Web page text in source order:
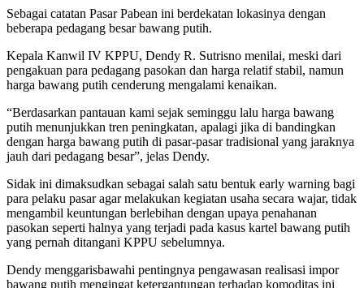
Sebagai catatan Pasar Pabean ini berdekatan lokasinya dengan
beberapa pedagang besar bawang putih.
Kepala Kanwil IV KPPU, Dendy R. Sutrisno menilai, meski dari
pengakuan para pedagang pasokan dan harga relatif stabil, namun
harga bawang putih cenderung mengalami kenaikan.
“Berdasarkan pantauan kami sejak seminggu lalu harga bawang
putih menunjukkan tren peningkatan, apalagi jika di bandingkan
dengan harga bawang putih di pasar-pasar tradisional yang jaraknya
jauh dari pedagang besar”, jelas Dendy.
Sidak ini dimaksudkan sebagai salah satu bentuk early warning bagi
para pelaku pasar agar melakukan kegiatan usaha secara wajar, tidak
mengambil keuntungan berlebihan dengan upaya penahanan
pasokan seperti halnya yang terjadi pada kasus kartel bawang putih
yang pernah ditangani KPPU sebelumnya.
Dendy menggarisbawahi pentingnya pengawasan realisasi impor
bawang putih mengingat ketergantungan terhadap komoditas ini